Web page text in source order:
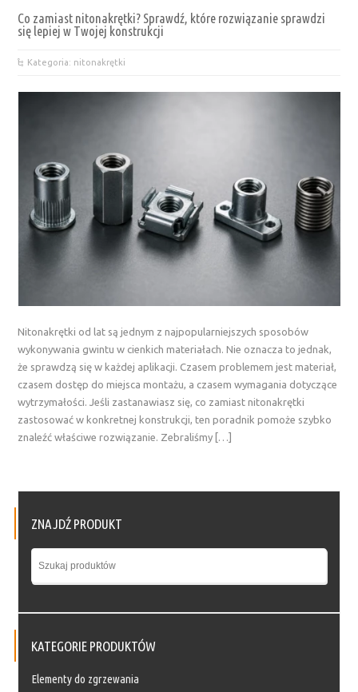
Co zamiast nitonakrętki? Sprawdź, które rozwiązanie sprawdzi
się lepiej w Twojej konstrukcji
Kategoria: nitonakrętki
Nitonakrętki od lat są jednym z najpopularniejszych sposobów
wykonywania gwintu w cienkich materiałach. Nie oznacza to jednak,
że sprawdzą się w każdej aplikacji. Czasem problemem jest materiał,
czasem dostęp do miejsca montażu, a czasem wymagania dotyczące
wytrzymałości. Jeśli zastanawiasz się, co zamiast nitonakrętki
zastosować w konkretnej konstrukcji, ten poradnik pomoże szybko
znaleźć właściwe rozwiązanie. Zebraliśmy […]
ZNAJDŹ PRODUKT
KATEGORIE PRODUKTÓW
Elementy do zgrzewania